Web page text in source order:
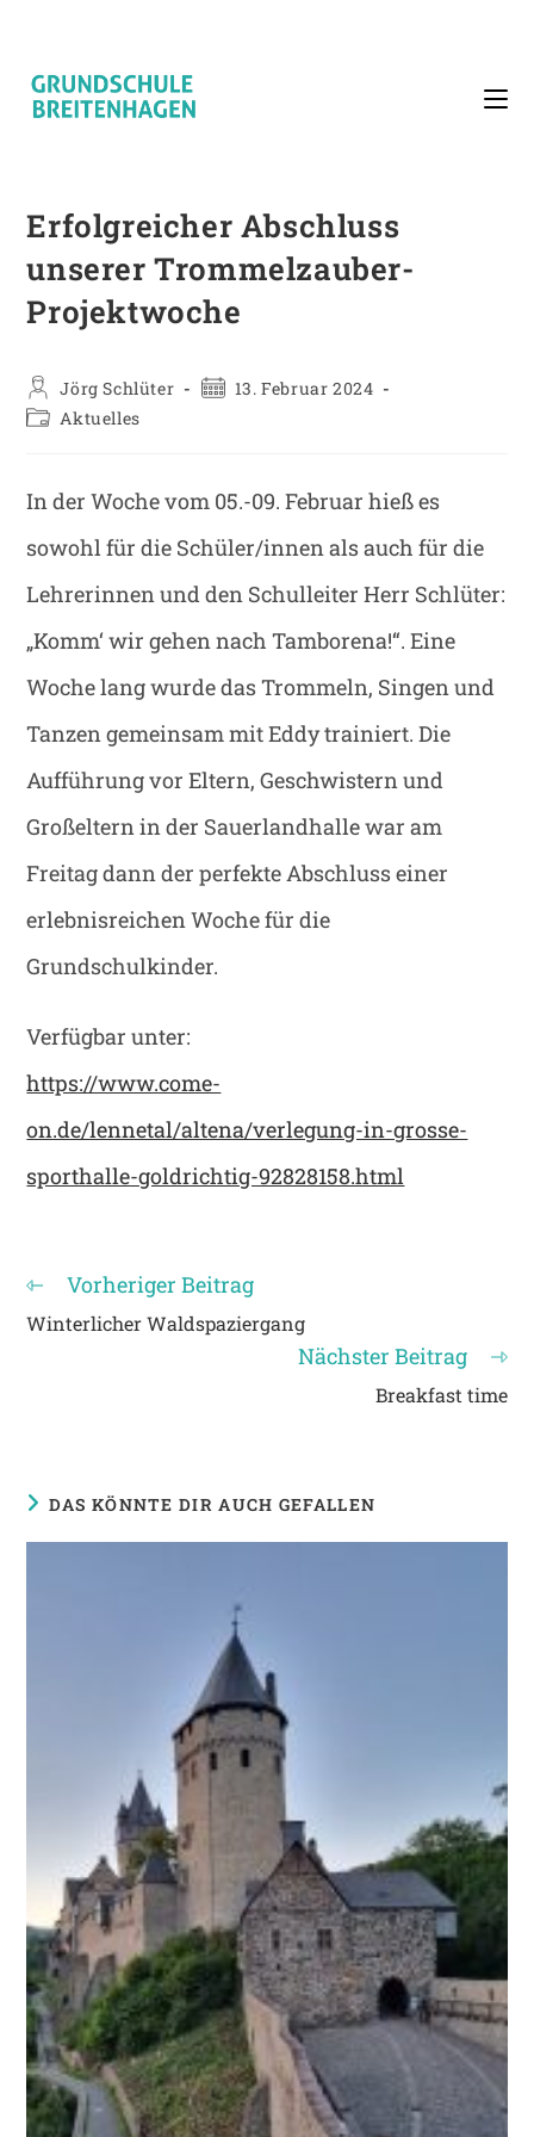
springen
Erfolgreicher Abschluss
unserer Trommelzauber-
Projektwoche
Beitrags-
Autor:
Jörg Schlüter
Beitrag13. Februar 2024
Beitrags-
Aktuelles
In der Woche vom 05.-09. Februar hieß es
sowohl für die Schüler/innen als auch für die
Lehrerinnen und den Schulleiter Herr Schlüter:
„Komm‘ wir gehen nach Tamborena!“. Eine
Woche lang wurde das Trommeln, Singen und
Tanzen gemeinsam mit Eddy trainiert. Die
Aufführung vor Eltern, Geschwistern und
Großeltern in der Sauerlandhalle war am
Freitag dann der perfekte Abschluss einer
erlebnisreichen Woche für die
Grundschulkinder.
Verfügbar unter:
https://www.come-
on.de/lennetal/altena/verlegung-in-grosse-
sporthalle-goldrichtig-92828158.html
Weitere
ansehen
Vorheriger Beitrag
Winterlicher Waldspaziergang
Nächster Beitrag
Breakfast time
DAS KÖNNTE DIR AUCH GEFALLEN